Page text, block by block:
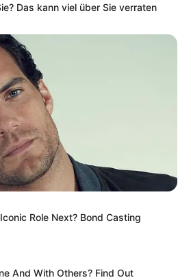
Das kann viel über Sie verraten
Role Next? Bond Casting
And With Others? Find Out